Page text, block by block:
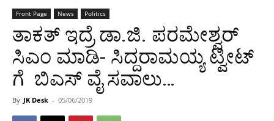
Front Page News Politics
ತಾಕತ್ ಇದ್ರೆ ಡಾ.ಜಿ. ಪರಮೇಶ್ವರ್
ಸಿಎಂ ಮಾಡಿ- ಸಿದ್ದರಾಮಯ್ಯ ಟ್ವೀಟ್
ಗೆ ಬಿಎಸ್ ವೈ ಸವಾಲು…
By JK Desk - 05/06/2019